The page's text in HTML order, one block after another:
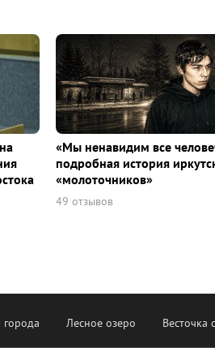
«Мы ненавидим все
подробная история
«молоточников»
49 отзывов
города Лесное озеро Весточка